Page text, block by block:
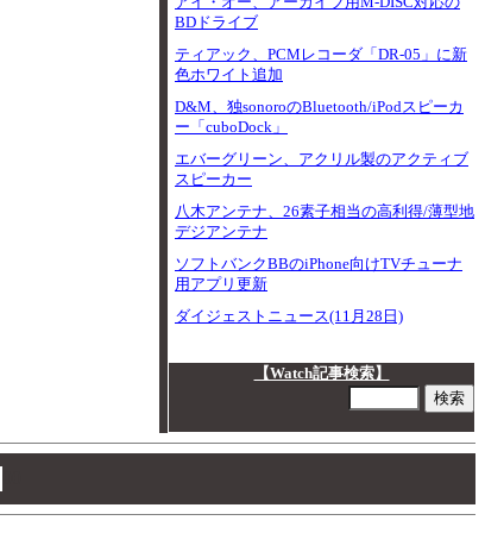
BDドライブ
ティアック、PCMレコーダ「DR-05」に新
色ホワイト追加
D&M、独sonoroのBluetooth/iPodスピーカ
ー「cuboDock」
エバーグリーン、アクリル製のアクティブ
スピーカー
八木アンテナ、26素子相当の高利得/薄型地
デジアンテナ
ソフトバンクBBのiPhone向けTVチューナ
用アプリ更新
ダイジェストニュース(11月28日)
【Watch記事検索】